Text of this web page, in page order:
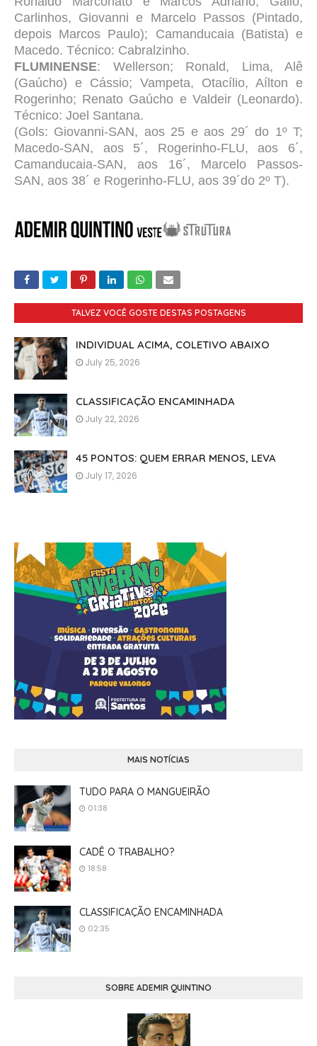
Carlinhos, Giovanni e Marcelo Passos (Pintado,
depois Marcos Paulo); Camanducaia (Batista) e
Macedo. Técnico: Cabralzinho.
FLUMINENSE: Wellerson; Ronald, Lima, Alê
(Gaúcho) e Cássio; Vampeta, Otacílio, Aílton e
Rogerinho; Renato Gaúcho e Valdeir (Leonardo).
Técnico: Joel Santana.
(Gols: Giovanni-SAN, aos 25 e aos 29´ do 1º T;
Macedo-SAN, aos 5´, Rogerinho-FLU, aos 6´,
Camanducaia-SAN, aos 16´, Marcelo Passos-
SAN, aos 38´ e Rogerinho-FLU, aos 39´do 2º T).
TALVEZ VOCÊ GOSTE DESTAS POSTAGENS
INDIVIDUAL ACIMA, COLETIVO ABAIXO
July 25, 2026
CLASSIFICAÇÃO ENCAMINHADA
July 22, 2026
45 PONTOS: QUEM ERRAR MENOS, LEVA
July 17, 2026
MAIS NOTÍCIAS
TUDO PARA O MANGUEIRÃO
01:38
CADÊ O TRABALHO?
18:58
CLASSIFICAÇÃO ENCAMINHADA
02:35
SOBRE ADEMIR QUINTINO